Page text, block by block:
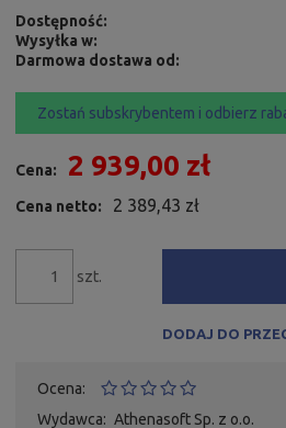
Dostępność:
Wysyłka w:
Darmowa dostawa od:
Zostań subskrybentem i odbierz
Cena: 2 939,00 zł
Cena netto: 2 389,43 zł
szt.
DODAJ DO
Ocena:
Wydawca: Athenasoft Sp. z o.o.